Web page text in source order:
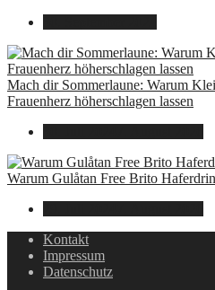
Mach dir Sommerlaune: Warum
Frauenherz höherschlagen lassen
Warum Gulåtan Free Brito
Kontakt
Impressum
Datenschutz